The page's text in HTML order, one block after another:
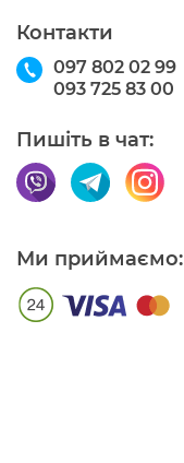
Контакти
097 802 02 99
093 725 83 00
Пишіть в чат:
Ми приймаємо: